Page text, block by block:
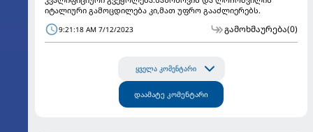
იტალიური გამოცდილება კი,მათ უფრო გააძლიერებს.
9:21:18 AM 7/12/2023 გამოხმაურება(0)
ყველა კომენტარი
დაამატე კომენტარი